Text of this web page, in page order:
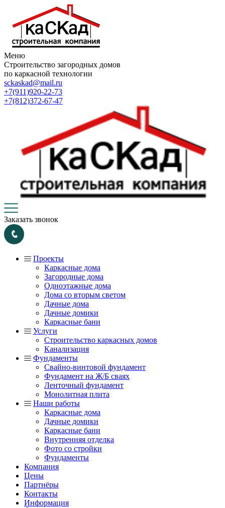
Меню
Строительство загородных домов
по каркасной технологии
sckaskad@mail.ru
+7(911)920-22-73
+7(812)372-67-47
Заказать звонок
Проекты
Каркасные дома
Загородные дома
Одноэтажные дома
Дома со вторым светом
Дачные дома
Дачные домики
Каркасные бани
Услуги
Строительство каркасных домов
Канализация
Фундаменты
Свайно-винтовой фундамент
Фундамент на Ж/Б сваях
Ленточный фундамент
Монолитная плита
Наши работы
Каркасные дома
Дачные домики
Каркасные бани
Внутренняя отделка
Фото со стройки
Фундаменты
Компания
Цены
Партнёры
Контакты
Информация